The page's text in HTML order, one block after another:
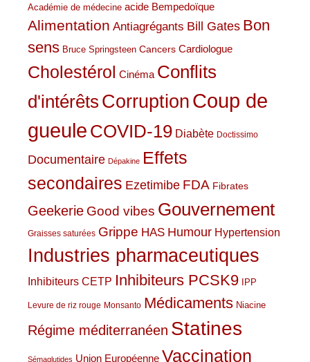
Académie de médecine acide Bempedoïque
Alimentation Antiagrégants Bill Gates Bon
sens Bruce Springsteen Cancers Cardiologue
Cholestérol Cinéma Conflits
d'intérêts CorruptionCoup de
gueule COVID-19 Diabète Doctissimo
Documentaire Dépakine Effets
secondaires Ezetimibe FDA Fibrates
Geekerie Good vibes Gouvernement
Graisses saturées Grippe HAS Humour Hypertension
Industries pharmaceutiques
Inhibiteurs CETP Inhibiteurs PCSK9 IPP
Levure de riz rouge Monsanto Médicaments Niacine
Régime méditerranéen Statines
Sémaglutides Union Européenne Vaccination